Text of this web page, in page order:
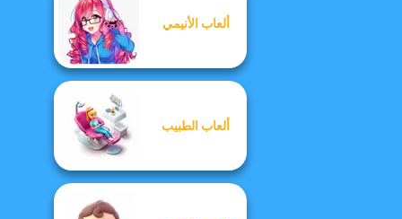
ألعاب الأنيمي
ألعاب الطبيب